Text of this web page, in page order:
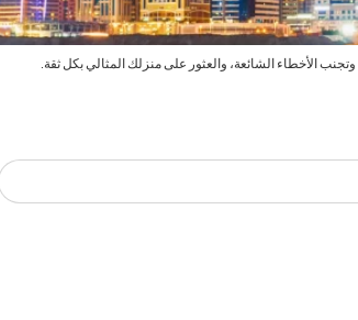
الأخطاء الشائعة، والعثور على منزلك المثالي بكل ثقة.